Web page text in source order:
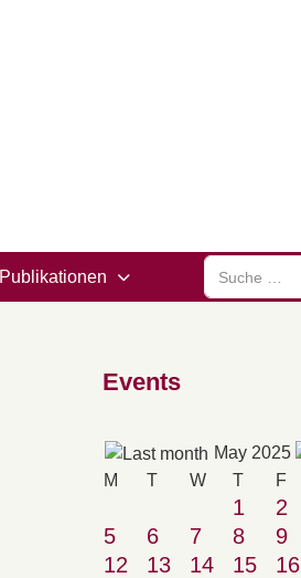
Publikationen
Suchen
Events
May 2025
M T W T F
1 2
5
6 7 8 9
12
13 14 15 16